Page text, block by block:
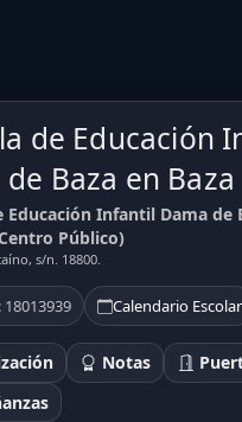
de Educación
Baza en Baza
Educación Infantil Dama de
Público)
s/n. 18800.
Calendario Escolar
Notas